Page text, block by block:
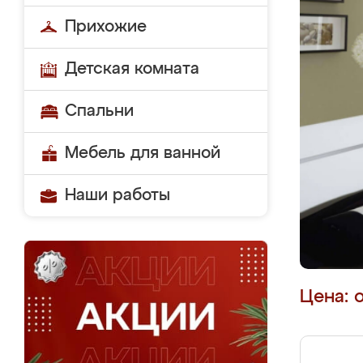
Прихожие
Детская комната
Спальни
Мебель для ванной
Наши работы
Цена: